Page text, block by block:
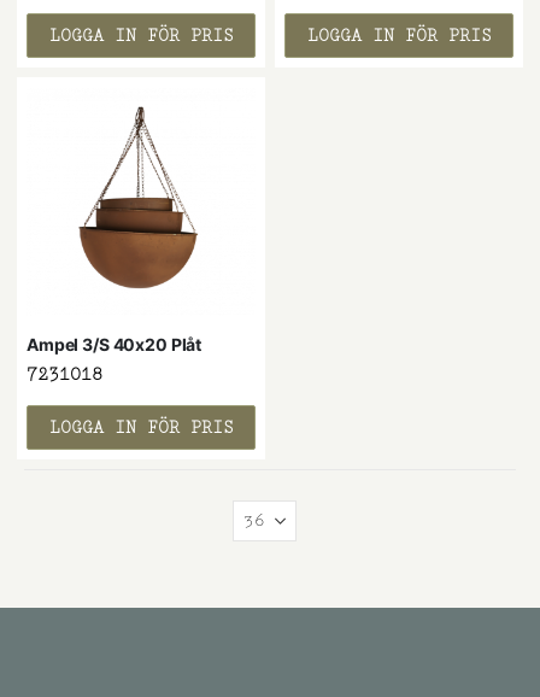
LOGGA IN FÖR PRIS LOGGA IN FÖR PRIS
Ampel 3/S 40x20 Plåt
7231018
LOGGA IN FÖR PRIS